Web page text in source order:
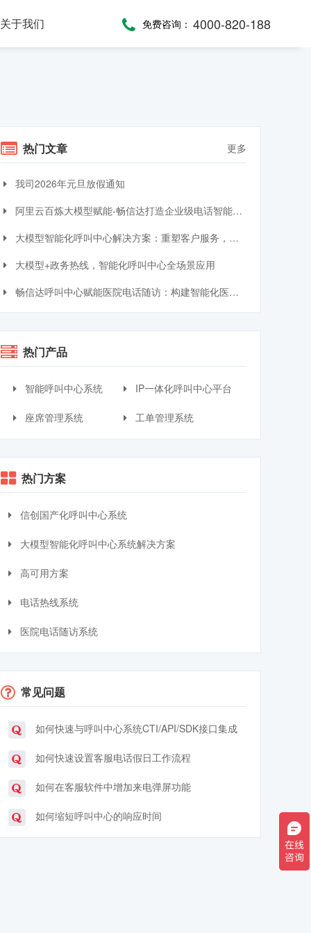
关于我们 免费咨询： 4000-820-188
热门文章 更多
我司2026年元旦放假通知
阿里云百炼大模型赋能-畅信达打造企业级电话智能体与智能呼叫中心完整方案
大模型智能化呼叫中心解决方案：重塑客户服务，引领交互革命
大模型+政务热线，智能化呼叫中心全场景应用
畅信达呼叫中心赋能医院电话随访：构建智能化医患服务
热门产品
智能呼叫中心系统 IP一体化呼叫中心平台
座席管理系统 工单管理系统
热门方案
信创国产化呼叫中心系统
大模型智能化呼叫中心系统解决方案
高可用方案
电话热线系统
医院电话随访系统
常见问题
如何快速与呼叫中心系统CTI/API/SDK接口集成
如何快速设置客服电话假日工作流程
如何在客服软件中增加来电弹屏功能
如何缩短呼叫中心的响应时间